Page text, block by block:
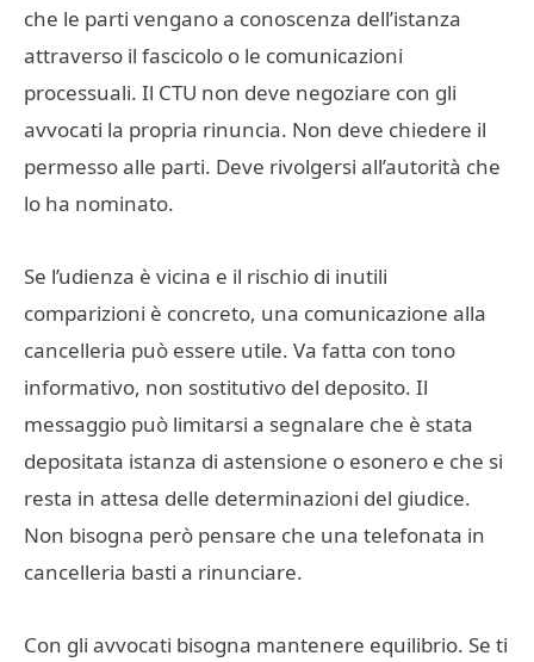
che le parti vengano a conoscenza dell’istanza
attraverso il fascicolo o le comunicazioni
processuali. Il CTU non deve negoziare con gli
avvocati la propria rinuncia. Non deve chiedere il
permesso alle parti. Deve rivolgersi all’autorità che
lo ha nominato.
Se l’udienza è vicina e il rischio di inutili
comparizioni è concreto, una comunicazione alla
cancelleria può essere utile. Va fatta con tono
informativo, non sostitutivo del deposito. Il
messaggio può limitarsi a segnalare che è stata
depositata istanza di astensione o esonero e che si
resta in attesa delle determinazioni del giudice.
Non bisogna però pensare che una telefonata in
cancelleria basti a rinunciare.
Con gli avvocati bisogna mantenere equilibrio. Se ti